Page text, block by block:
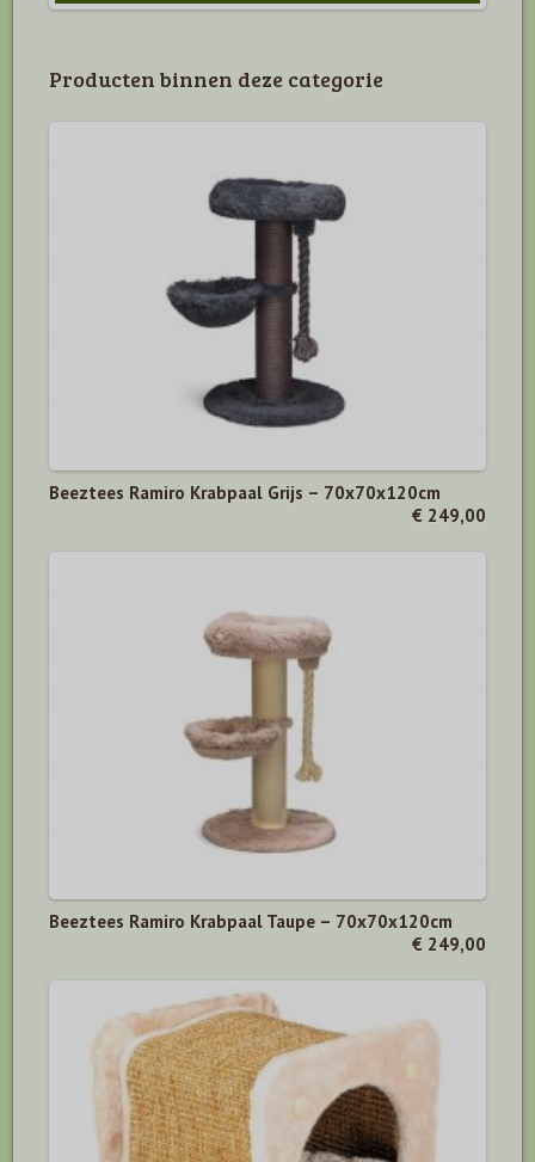
Producten binnen deze categorie
Beeztees Ramiro Krabpaal Grijs – 70x70x120cm
€ 249,00
Beeztees Ramiro Krabpaal Taupe – 70x70x120cm
€ 249,00